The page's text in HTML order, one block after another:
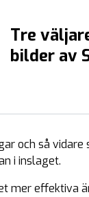
Tre
bilder av
och så
i inslaget.
mer effektiva